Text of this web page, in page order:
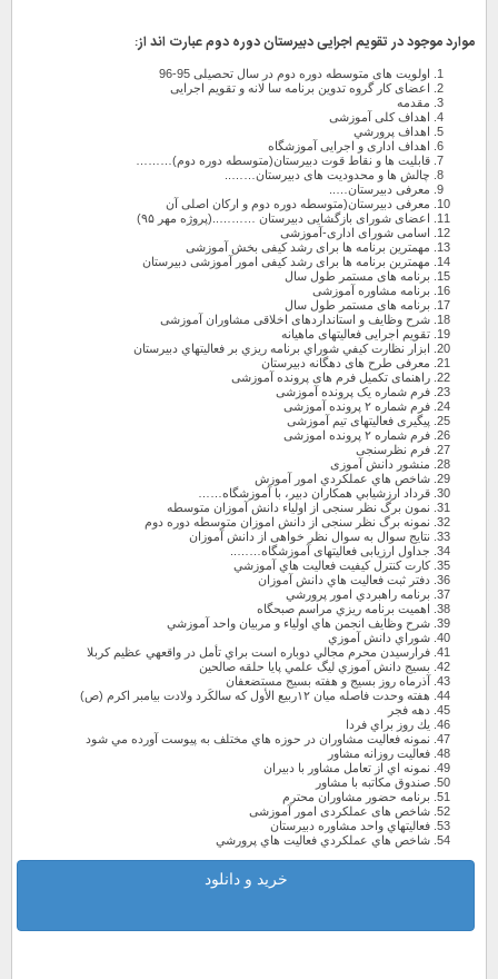
موارد موجود در تقویم اجرایی دبیرستان دوره دوم عبارت اند از:
اولویت های متوسطه دوره دوم در سال تحصیلی 95-96
اعضای کار گروه تدوین برنامه سا لانه و تقویم اجرایی
مقدمه
اهداف کلی آموزشی
اهداف پرورشي
اهداف اداری و اجرایی آموزشگاه
قابلیت ها و نقاط قوت دبیرستان(متوسطه دوره دوم)………
چالش ها و محدودیت های دبیرستان……..
معرفی دبیرستان…..
معرفی دبیرستان(متوسطه دوره دوم و ارکان اصلی آن
اعضای شورای بازگشایی دبیرستان ………..(پروژه مهر ۹۵)
اسامی شورای اداری-آموزشی
مهمترین برنامه ها برای رشد کیفی بخش آموزشی
مهمترین برنامه ها برای رشد کیفی امور آموزشی دبیرستان
برنامه های مستمر طول سال
برنامه مشاوره آموزشی
برنامه های مستمر طول سال
شرح وظایف و استانداردهای اخلاقی مشاوران آموزشی
تقویم اجرایی فعالیتهای ماهیانه
ابزار نظارت كيفي شوراي برنامه ريزي بر فعاليتهاي دبيرستان
معرفی طرح های دهگانه دبیرستان
راهنمای تکمیل فرم های پرونده آموزشی
فرم شماره یک پرونده آموزشی
فرم شماره ۲ پرونده آموزشی
پیگیری فعالیتهای تیم آموزشی
فرم شماره ۲ پرونده اموزشی
فرم نظرسنجی
منشور دانش آموزی
شاخص هاي عملكردي امور آموزش
قرداد ارزشيابي همكاران دبير، با آموزشگاه……
نمون برگ نظر سنجی از اولیاء دانش آموزان متوسطه
نمونه برگ نظر سنجی از دانش اموزان متوسطه دوره دوم
نتایج سوال به سوال نظر خواهی از دانش آموزان
جداول ارزیابی فعالیتهای آموزشگاه……..
كارت كنترل كيفيت فعاليت هاي آموزشي
دفتر ثبت فعاليت هاي دانش آموزان
برنامه راهبردي امور پرورشي
اهميت برنامه ريزي مراسم صبحگاه
شرح وظايف انجمن هاي اولياء و مربيان واحد آموزشي
شوراي دانش آموزي
فرارسيدن محرم مجالي دوباره است براي تأمل در واقعهي عظيم كربلا
بسيج دانش آموزي ليگ علمي پايا حلقه صالحين
آذرماه روز بسيج و هفته بسيج مستضعفان
هفته وحدت فاصله ميان ۱۲ربيع الأول كه سالكَرد ولادت بيامبر اكرم (ص)
دهه فجر
یك روز براي فردا
نمونه فعاليت مشاوران در حوزه هاي مختلف به پيوست آورده مي شود
فعاليت روزانه مشاور
نمونه اي از تعامل مشاور با دبيران
صندوق مكاتبه با مشاور
برنامه حضور مشاوران محترم
شاخص های عملکردی امور آموزشی
فعاليتهاي واحد مشاوره دبيرستان
شاخص هاي عملكردي فعاليت هاي پرورشي
خرید و دانلود